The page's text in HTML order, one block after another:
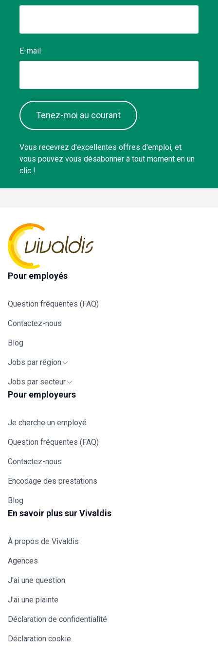
E-mail
Tenez-moi au courant
Vous recevrez d'excellentes offres d'emploi, et
vous pouvez vous désabonner à tout moment en un
clic !
Pour employés
Question fréquentes (FAQ)
Contactez-nous
Blog
Jobs par région
Jobs par secteur
Pour employeurs
Je cherche un employé
Question fréquentes (FAQ)
Contactez-nous
Encodage des prestations
Blog
En savoir plus sur Vivaldis
À propos de Vivaldis
Agences
J'ai une question
J'ai une plainte
Déclaration de confidentialité
Déclaration cookie